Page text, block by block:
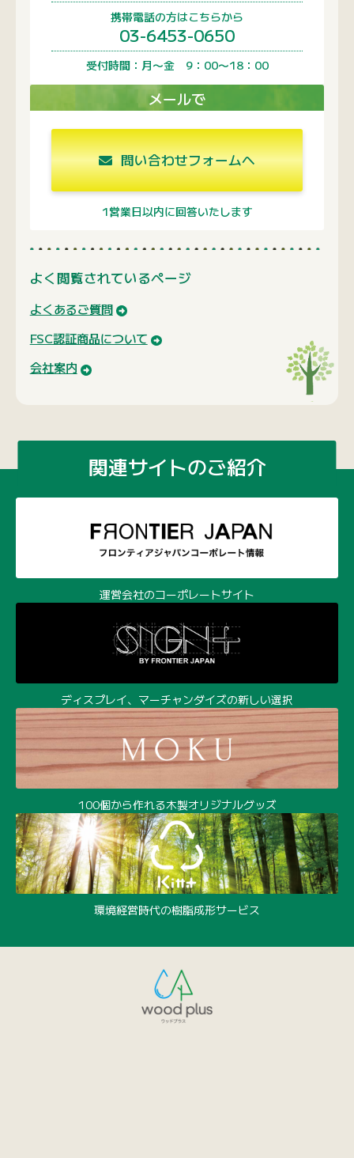
携帯電話の方はこちらから
03-6453-0650
受付時間：月〜金 9：00〜18：00
メールで
問い合わせフォームへ
1営業日以内に回答いたします
よく閲覧されているページ
よくあるご質問
FSC認証商品について
会社案内
関連サイトのご紹介
運営会社のコーポレートサイト
ディスプレイ、マーチャンダイズの新しい選択
100個から作れる木製オリジナルグッズ
環境経営時代の樹脂成形サービス